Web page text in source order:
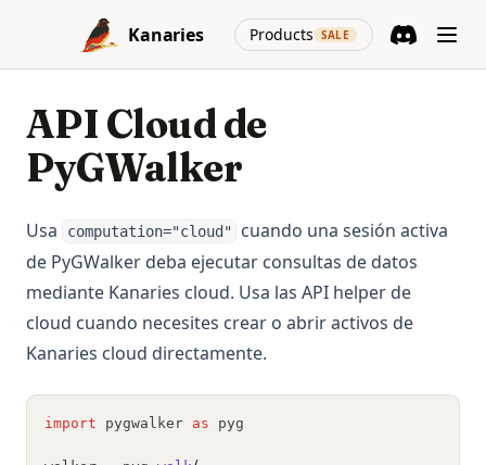
Skip to content
Kanaries
Products SALE
(opens in a
API Cloud de
PyGWalker
Usa computation="cloud"
cuando una sesión activa
de PyGWalker deba ejecutar consultas de datos
mediante Kanaries cloud. Usa las API helper de
cloud cuando necesites crear o abrir activos de
Kanaries cloud directamente.
import pygwalker as pyg